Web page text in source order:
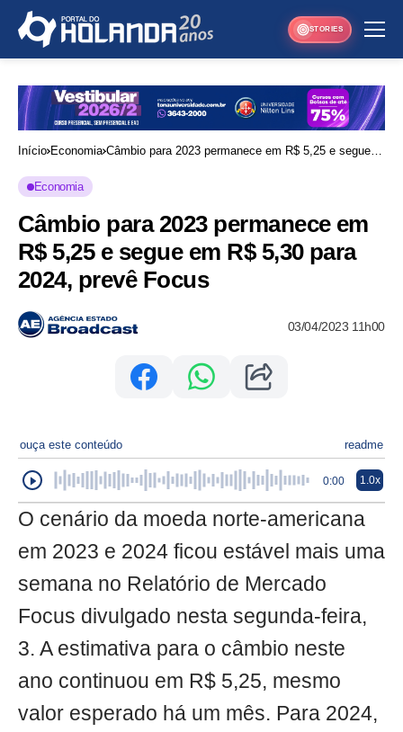
STORIES
Início Economia Câmbio para 2023 permanece em R$ 5,25 e segue
Economia
Câmbio para 2023 permanece em
R$ 5,25 e segue em R$ 5,30 para
2024, prevê Focus
03/04/2023 11h00
ouça este conteúdo readme
0:00 1.0x
O cenário da moeda norte-americana
em 2023 e 2024 ficou estável mais uma
semana no Relatório de Mercado
Focus divulgado nesta segunda-feira,
3. A estimativa para o câmbio neste
ano continuou em R$ 5,25, mesmo
valor esperado há um mês. Para 2024,